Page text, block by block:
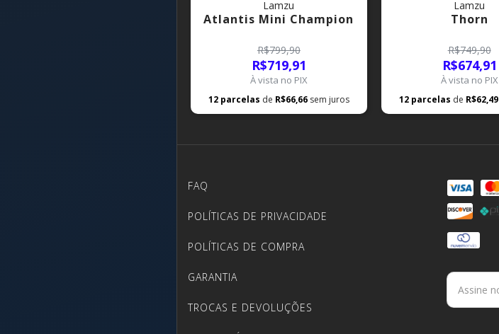
Lamzu
Atlantis Mini Champion
R$799,90
R$719,91
À vista no PIX
12 parcelas de R$66,66 sem juros
Lamzu
Thorn
R$749,90
R$674,91
À vista no PIX
12 parcelas de R$62,49
FAQ
POLÍTICAS DE PRIVACIDADE
POLÍTICAS DE COMPRA
GARANTIA
TROCAS E DEVOLUÇÕES